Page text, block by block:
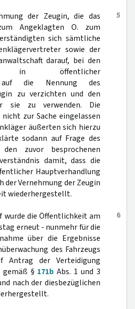
5
der Zeugin, die das
Angeklagten O. zum
sich sämtliche
sowie der
darauf, bei den
in öffentlicher
auf die Nennung des
zu verzichten und den
sie zu verwenden. Die
zur Sache eingelassen
äußerten sich hierzu
sodann auf Frage des
zuvor besprochenen
damit, dass die
Hauptverhandlung
der Vernehmung der Zeugin
wiederhergestellt.
6
wurde die Öffentlichkeit am
erneut - nunmehr für die
über die Ergebnisse
des Fahrzeugs
Antrag der Verteidigung
§ 171b Abs. 1 und 3
nach der diesbezüglichen